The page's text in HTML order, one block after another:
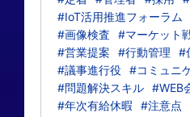
#IoT活用推進フォーラム
#画像検査
#マーケット
#営業提案
#行動管理
#
#議事進行役 #コミュニ
#問題解決スキル #WEB
#年次有給休暇
#注意点